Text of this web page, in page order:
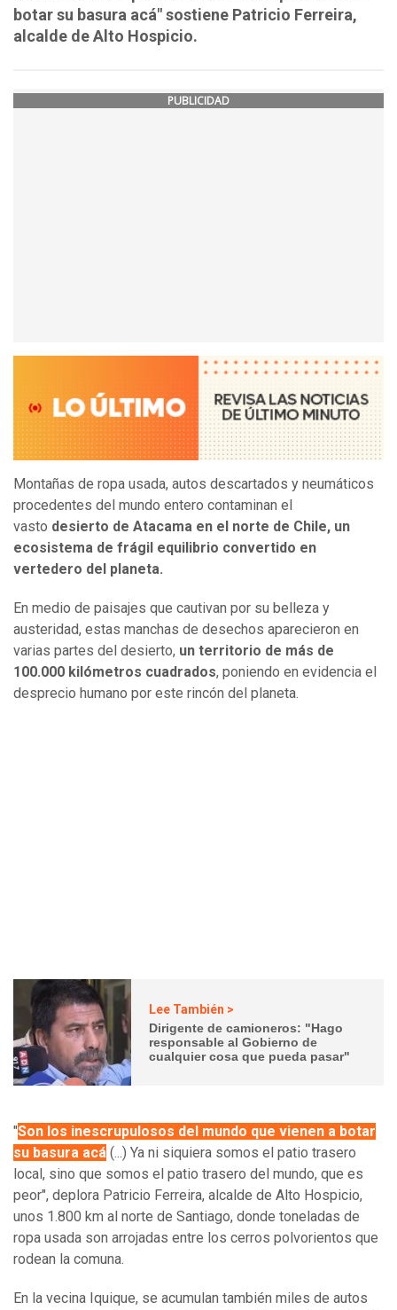
botar su basura acá" sostiene Patricio Ferreira,
alcalde de Alto Hospicio.
PUBLICIDAD
Montañas de ropa usada, autos descartados y neumáticos
procedentes del mundo entero contaminan el
vasto desierto de Atacama en el norte de Chile, un
ecosistema de frágil equilibrio convertido en
vertedero del planeta.
En medio de paisajes que cautivan por su belleza y
austeridad, estas manchas de desechos aparecieron en
varias partes del desierto, un territorio de más de
100.000 kilómetros cuadrados, poniendo en evidencia el
desprecio humano por este rincón del planeta.
Lee También >
Dirigente de camioneros: "Hago
responsable al Gobierno de
cualquier cosa que pueda pasar"
"Son los inescrupulosos del mundo que vienen a botar
su basura acá (...) Ya ni siquiera somos el patio trasero
local, sino que somos el patio trasero del mundo, que es
peor", deplora Patricio Ferreira, alcalde de Alto Hospicio,
unos 1.800 km al norte de Santiago, donde toneladas de
ropa usada son arrojadas entre los cerros polvorientos que
rodean la comuna.
En la vecina Iquique, se acumulan también miles de autos